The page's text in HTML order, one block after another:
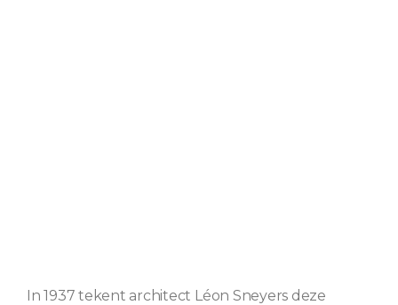
In 1937 tekent architect Léon Sneyers deze